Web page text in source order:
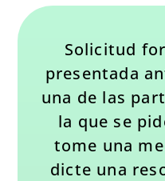
Solicitud
presentada
una de las
la que se
tome una
dicte una